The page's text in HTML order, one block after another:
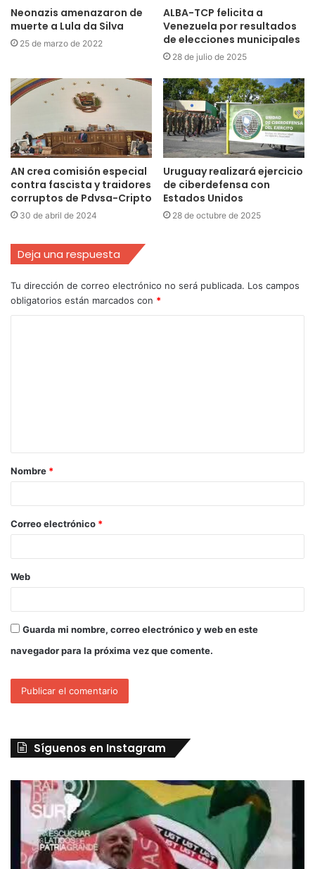
Neonazis amenazaron de
muerte a Lula da Silva
25 de marzo de 2022
ALBA-TCP felicita a
Venezuela por resultados
de elecciones municipales
28 de julio de 2025
AN crea comisión especial
contra fascista y traidores
corruptos de Pdvsa-Cripto
30 de abril de 2024
Uruguay realizará ejercicio
de ciberdefensa con
Estados Unidos
28 de octubre de 2025
Deja una respuesta
Tu dirección de correo electrónico no será publicada. Los campos
obligatorios están marcados con *
Nombre *
Correo electrónico *
Web
Guarda mi nombre, correo electrónico y web en este
navegador para la próxima vez que comente.
Síguenos en Instagram